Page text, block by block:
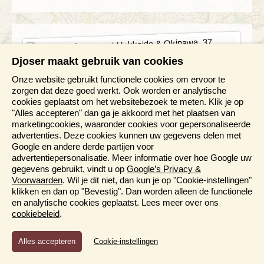
Rondreis Japan met Hokkaido &
Okinawa
37 dagen
Japan van Noord naar Zuid
Hokkaido, Honshu, Kyushu én Okinawa
Bezoek o.a. Sapporo, Tokyo, Kyoto, Hiroshima en
Naha
Verblijf aan het Toyako-meer met maaltijden
Ryokanovernachting in Takayama met maaltijden
Excursies naar o.a. Nikko, Shirakawago, Naoshima
en Zazami
V.a. 7.395,-
Djoser maakt gebruik van cookies
Onze website gebruikt functionele cookies om ervoor te
zorgen dat deze goed werkt. Ook worden er analytische
cookies geplaatst om het websitebezoek te meten. Klik je op
"Alles accepteren" dan ga je akkoord met het plaatsen van
marketingcookies, waaronder cookies voor gepersonaliseerde
advertenties. Deze cookies kunnen uw gegevens delen met
Google en andere derde partijen voor
advertentiepersonalisatie. Meer informatie over hoe Google uw
gegevens gebruikt, vindt u op Google’s Privacy &
Voorwaarden. Wil je dit niet, dan kun je op "Cookie-instellingen"
klikken en dan op "Bevestig". Dan worden alleen de functionele
en analytische cookies geplaatst. Lees meer over ons
cookiebeleid.
Functioneel en Analytisch
Cookies die er voor zorgen dat de website naar behoren
Cookie-instellingen